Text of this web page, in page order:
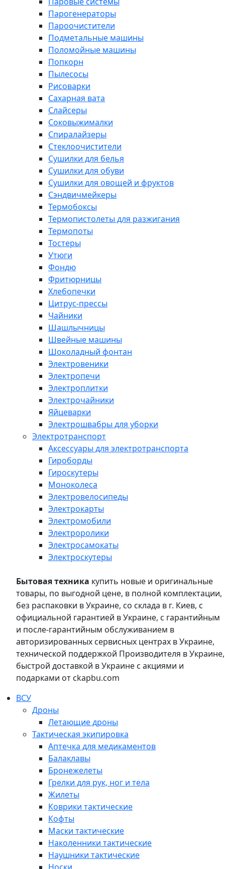
Парогенераторы
Пароочистители
Подметальные машины
Поломойные машины
Попкорн
Пылесосы
Рисоварки
Сахарная вата
Слайсеры
Соковыжималки
Спиралайзеры
Стеклоочистители
Сушилки для белья
Сушилки для обуви
Сушилки для овощей и фруктов
Сэндвичмейкеры
Термобоксы
Термопистолеты для разжигания
Термопоты
Тостеры
Утюги
Фондю
Фритюрницы
Хлебопечки
Цитрус-прессы
Чайники
Шашлычницы
Швейные машины
Шоколадный фонтан
Электровеники
Электропечи
Электроплитки
Электрочайники
Яйцеварки
Электрошвабры для уборки
Электротранспорт
Аксессуары для электротранспорта
Гироборды
Гироскутеры
Моноколеса
Электровелосипеды
Электрокарты
Электромобили
Электроролики
Электросамокаты
Электроскутеры
Бытовая техника купить новые и оригинальные
товары, по выгодной цене, в полной комплектации,
без распаковки в Украине, со склада в г. Киев, с
официальной гарантией в Украине, с гарантийным
и после-гарантийным обслуживанием в
авторизированных сервисных центрах в Украине,
технической поддержкой Производителя в Украине,
быстрой доставкой в Украине с акциями и
подарками от ckapbu.com
ВСУ
Дроны
Летающие дроны
Тактическая экипировка
Аптечка для медикаментов
Балаклавы
Бронежелеты
Грелки для рук, ног и тела
Жилеты
Коврики тактические
Кофты
Маски тактические
Наколенники тактические
Наушники тактические